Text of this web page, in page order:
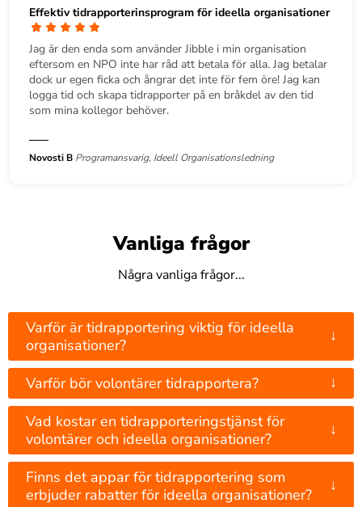
Effektiv tidrapporterinsprogram för ideella organisationer
Jag är den enda som använder Jibble i min organisation
eftersom en NPO inte har råd att betala för alla. Jag betalar
dock ur egen ficka och ångrar det inte för fem öre! Jag kan
logga tid och skapa tidrapporter på en bråkdel av den tid
som mina kollegor behöver.
Novosti B Programansvarig, Ideell Organisationsledning
Vanliga frågor
Några vanliga frågor...
Varför är tidrapportering viktig för ideella
organisationer?
↓
Varför bör volontärer tidrapportera? ↓
Vad kostar en tidrapporteringstjänst för
volontärer och ideella organisationer?
↓
Finns det appar för tidrapportering som
erbjuder rabatter för ideella organisationer?
↓